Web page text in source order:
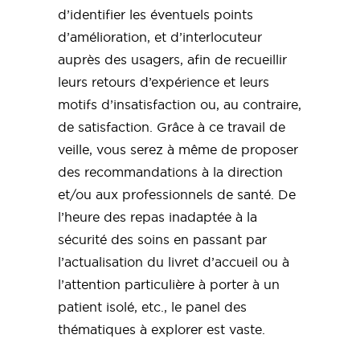
d’identifier les éventuels points
d’amélioration, et d’interlocuteur
auprès des usagers, afin de recueillir
leurs retours d’expérience et leurs
motifs d’insatisfaction ou, au contraire,
de satisfaction. Grâce à ce travail de
veille, vous serez à même de proposer
des recommandations à la direction
et/ou aux professionnels de santé. De
l’heure des repas inadaptée à la
sécurité des soins en passant par
l’actualisation du livret d’accueil ou à
l’attention particulière à porter à un
patient isolé, etc., le panel des
thématiques à explorer est vaste.